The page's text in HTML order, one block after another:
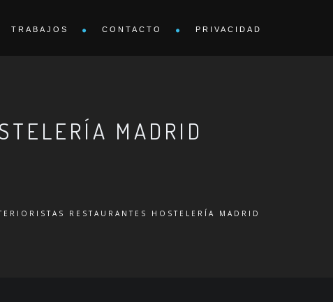
TRABAJOS CONTACTO PRIVACIDAD
MADRID
RESTAURANTES HOSTELERÍA MADRID